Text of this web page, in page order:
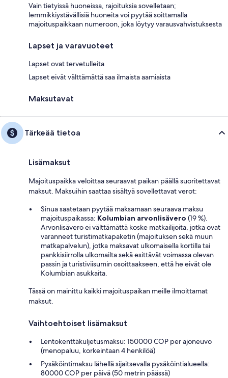
Vain tietyissä huoneissa, rajoituksia sovelletaan;
lemmikkiystävällisiä huoneita voi pyytää soittamalla
majoituspaikkaan numeroon, joka löytyy varausvahvistuksesta
Lapset ja varavuoteet
Lapset ovat tervetulleita
Lapset eivät välttämättä saa ilmaista aamiaista
Maksutavat
Tärkeää tietoa
Lisämaksut
Majoituspaikka veloittaa seuraavat paikan päällä suoritettavat
maksut. Maksuihin saattaa sisältyä sovellettavat verot:
Sinua saatetaan pyytää maksamaan seuraava maksu
majoituspaikassa: Kolumbian arvonlisävero (19 %).
Arvonlisävero ei välttämättä koske matkailijoita, jotka ovat
varanneet turistimatkapaketin (majoituksen sekä muun
matkapalvelun), jotka maksavat ulkomaisella kortilla tai
pankkisiirrolla ulkomailta sekä esittävät voimassa olevan
passin ja turistiviisumin osoittaakseen, että he eivät ole
Kolumbian asukkaita.
Tässä on mainittu kaikki majoituspaikan meille ilmoittamat
maksut.
Vaihtoehtoiset lisämaksut
Lentokenttäkuljetusmaksu: 150000 COP per ajoneuvo
(menopaluu, korkeintaan 4 henkilöä)
Pysäköintimaksu lähellä sijaitsevalla pysäköintialueella:
80000 COP per päivä (50 metrin päässä)